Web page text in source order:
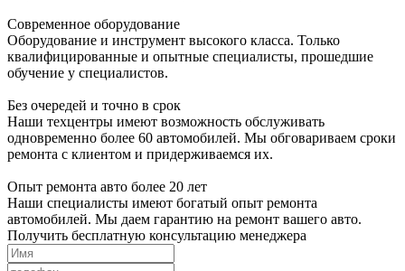
Современное оборудование
Оборудование и инструмент высокого класса. Только
квалифицированные и опытные специалисты, прошедшие
обучение у специалистов.
Без очередей и точно в срок
Наши техцентры имеют возможность обслуживать
одновременно более 60 автомобилей. Мы обговариваем сроки
ремонта с клиентом и придерживаемся их.
Опыт ремонта авто более 20 лет
Наши специалисты имеют богатый опыт ремонта
автомобилей. Мы даем гарантию на ремонт вашего авто.
Получить бесплатную консультацию менеджера